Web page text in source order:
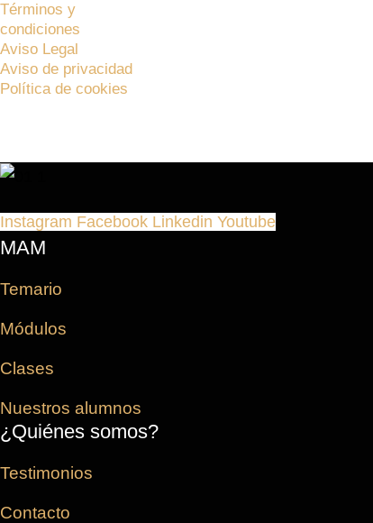
Términos y
condiciones
Aviso Legal
Aviso de privacidad
Política de cookies
Instagram Facebook Linkedin Youtube
MAM
Temario
Módulos
Clases
Nuestros alumnos
¿Quiénes somos?
Testimonios
Contacto